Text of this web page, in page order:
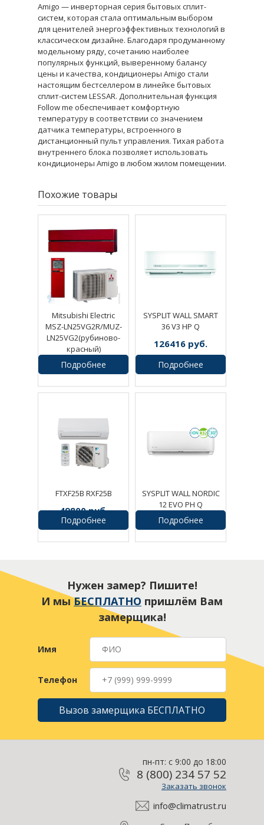
Amigo — инверторная серия бытовых сплит-
систем, которая стала оптимальным выбором
для ценителей энергоэффективных технологий в
классическом дизайне. Благодаря продуманному
модельному ряду, сочетанию наиболее
популярных функций, выверенному балансу
цены и качества, кондиционеры Amigo стали
настоящим бестселлером в линейке бытовых
сплит-систем LESSAR. Дополнительная функция
Follow me обеспечивает комфортную
температуру в соответствии со значением
датчика температуры, встроенного в
дистанционный пульт управления. Тихая работа
внутреннего блока позволяет использовать
кондиционеры Amigo в любом жилом помещении.
Похожие товары
Mitsubishi Electric
MSZ-LN25VG2R/MUZ-
LN25VG2(рубиново-
красный)
106390руб.
Подробнее
SYSPLIT WALL SMART
36 V3 HP Q
126416 руб.
Подробнее
FTXF25B RXF25B
49800руб.
Подробнее
SYSPLIT WALL NORDIC
12 EVO PH Q
107457руб.
Подробнее
Нужен замер? Пишите!
И мыБЕСПЛАТНО пришлём Вам
замерщика!
Имя
Телефон
Вызов замерщика БЕСПЛАТНО
пн-пт: с 9:00 до 18:00
8 (800) 234 57 52
Заказать звонок
info@climatrust.ru